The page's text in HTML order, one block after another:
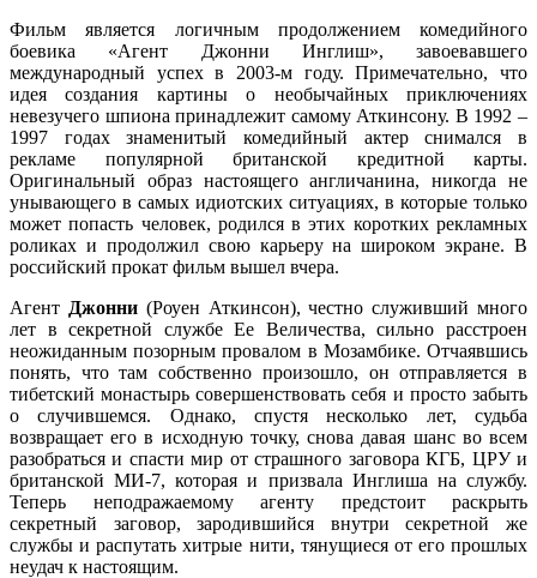
Фильм является логичным продолжением комедийного
боевика «Агент Джонни Инглиш», завоевавшего
международный успех в 2003-м году. Примечательно, что
идея создания картины о необычайных приключениях
невезучего шпиона принадлежит самому Аткинсону. В 1992 –
1997 годах знаменитый комедийный актер снимался в
рекламе популярной британской кредитной карты.
Оригинальный образ настоящего англичанина, никогда не
унывающего в самых идиотских ситуациях, в которые только
может попасть человек, родился в этих коротких рекламных
роликах и продолжил свою карьеру на широком экране. В
российский прокат фильм вышел вчера.
Агент Джонни(Роуен Аткинсон), честно служивший много
лет в секретной службе Ее Величества, сильно расстроен
неожиданным позорным провалом в Мозамбике. Отчаявшись
понять, что там собственно произошло, он отправляется в
тибетский монастырь совершенствовать себя и просто забыть
о случившемся. Однако, спустя несколько лет, судьба
возвращает его в исходную точку, снова давая шанс во всем
разобраться и спасти мир от страшного заговора КГБ, ЦРУ и
британской МИ-7, которая и призвала Инглиша на службу.
Теперь неподражаемому агенту предстоит раскрыть
секретный заговор, зародившийся внутри секретной же
службы и распутать хитрые нити, тянущиеся от его прошлых
неудач к настоящим.